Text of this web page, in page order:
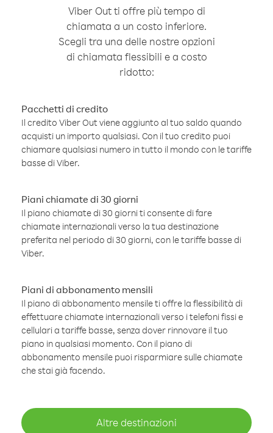
Viber Out ti offre più tempo di
chiamata a un costo inferiore.
Scegli tra una delle nostre opzioni
di chiamata flessibili e a costo
ridotto:
Pacchetti di credito
Il credito Viber Out viene aggiunto al tuo saldo quando
acquisti un importo qualsiasi. Con il tuo credito puoi
chiamare qualsiasi numero in tutto il mondo con le tariffe
basse di Viber.
Piani chiamate di 30 giorni
Il piano chiamate di 30 giorni ti consente di fare
chiamate internazionali verso la tua destinazione
preferita nel periodo di 30 giorni, con le tariffe basse di
Viber.
Piani di abbonamento mensili
Il piano di abbonamento mensile ti offre la flessibilità di
effettuare chiamate internazionali verso i telefoni fissi e
cellulari a tariffe basse, senza dover rinnovare il tuo
piano in qualsiasi momento. Con il piano di
abbonamento mensile puoi risparmiare sulle chiamate
che stai già facendo.
Altre destinazioni